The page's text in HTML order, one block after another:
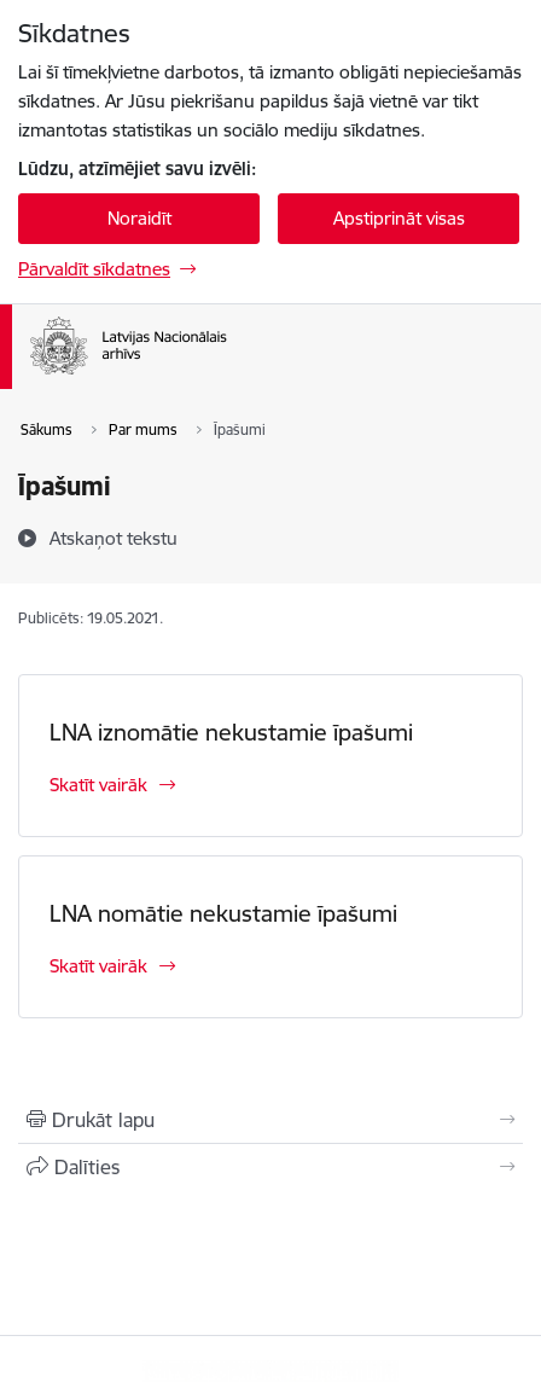
Sīkdatnes
Lai šī tīmekļvietne darbotos, tā izmanto obligāti nepieciešamās
sīkdatnes. Ar Jūsu piekrišanu papildus šajā vietnē var tikt
izmantotas statistikas un sociālo mediju sīkdatnes.
Lūdzu, atzīmējiet savu izvēli:
Noraidīt Apstiprināt visas
Pārvaldīt sīkdatnes
Sākums Par mums Īpašumi
Īpašumi
Atskaņot tekstu
Publicēts: 19.05.2021.
LNA iznomātie nekustamie īpašumi
Skatīt vairāk
LNA nomātie nekustamie īpašumi
Skatīt vairāk
Drukāt lapu
Dalīties